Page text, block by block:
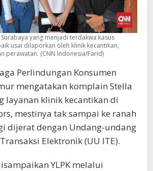
yang menjadi terdakwa kasus
usai dilaporkan oleh klinik kecantikan,
perawatan. (CNN Indonesia/Farid)
Perlindungan Konsumen
mengatakan komplain Stella
layanan klinik kecantikan di
mestinya tak sampai ke ranah
dijerat dengan Undang-undang
Elektronik (UU ITE).
YLPK melalui